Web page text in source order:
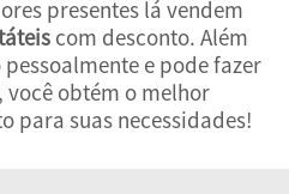
presentes lá vendem
com desconto. Além
e pode fazer
você obtém o melhor
para suas necessidades!